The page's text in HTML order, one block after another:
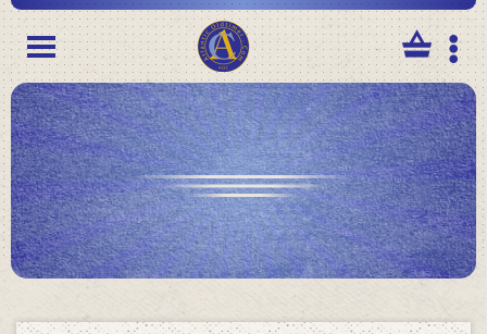
Panneau de gestion des cookies